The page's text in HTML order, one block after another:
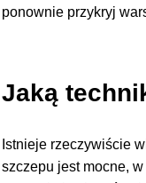
ponownie przykryj
Jaką
Istnieje rzeczywiście
szczepu jest mocne,